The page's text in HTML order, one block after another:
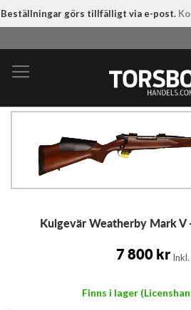
Beställningar görs tillfälligt via e-post.
till
innehållet
bildgalleriet
Kulgevär Weatherby Mark V
7 800 kr
Finns i lager